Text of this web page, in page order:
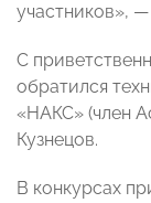
участников»,
С
обратился
«НАКС» (член
Кузнецов.
В конкурсах